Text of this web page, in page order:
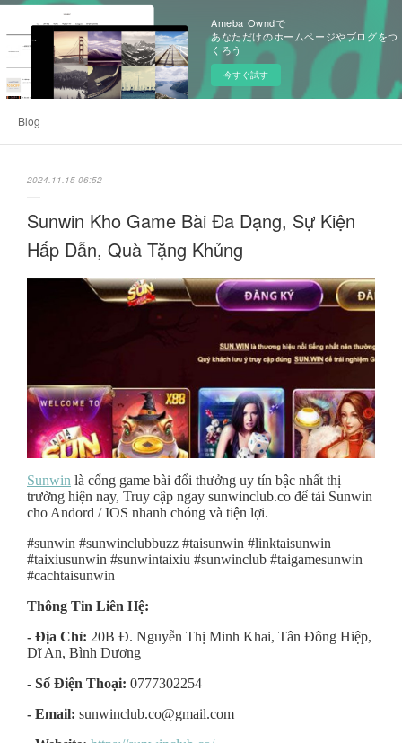
Ameba Owndで
あなただけのホームページやブログをつ
くろう
今すぐ試す
Blog
2024.11.15 06:52
Sunwin Kho Game Bài Đa Dạng, Sự Kiện
Hấp Dẫn, Quà Tặng Khủng